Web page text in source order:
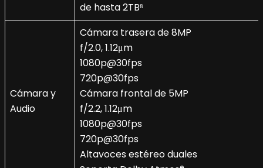
de hasta 2TB⁸
Cámara y
Audio
Cámara trasera de 8MP
f/2.0, 1.12μm
1080p@30fps
720p@30fps
Cámara frontal de 5MP
f/2.2, 1.12μm
1080p@30fps
720p@30fps
Altavoces estéreo duales